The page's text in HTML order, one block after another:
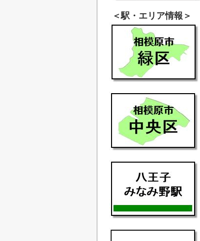
＜駅・エリア情報＞